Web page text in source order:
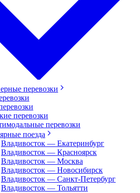
перевозки
перевозки
перевозки
поезда
Владивосток — Екатеринбург
Владивосток — Красноярск
Владивосток — Москва
Владивосток — Новосибирск
Владивосток — Санкт-Петербург
Владивосток — Тольятти